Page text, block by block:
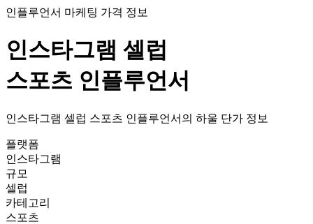
인플루언서 마케팅 가격 정보
인스타그램 셀럽
스포츠 인플루언서
인스타그램 셀럽 스포츠 인플루언서의 하울 단가 정보
플랫폼
인스타그램
규모
셀럽
카테고리
스포츠